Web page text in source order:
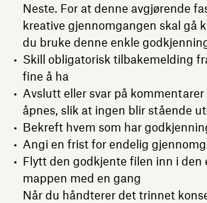
Neste. For at denne avgjørende
kreative gjennomgangen skal gå
du bruke denne enkle
Skill obligatorisk tilbakemelding
fine å ha
Avslutt eller svar på kommentarer
åpnes, slik at ingen blir stående
Bekreft hvem som har
Angi en frist for endelig
Flytt den godkjente filen inn i den
mappen med en gang
Når du håndterer det trinnet